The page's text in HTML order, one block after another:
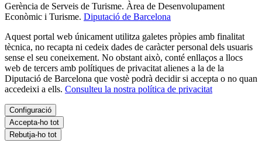
Gerència de Serveis de Turisme. Àrea de Desenvolupament
Econòmic i Turisme. Diputació de Barcelona
Aquest portal web únicament utilitza galetes pròpies amb finalitat
tècnica, no recapta ni cedeix dades de caràcter personal dels usuaris
sense el seu coneixement. No obstant això, conté enllaços a llocs
web de tercers amb polítiques de privacitat alienes a la de la
Diputació de Barcelona que vostè podrà decidir si accepta o no quan
accedeixi a ells. Consulteu la nostra política de privacitat
Configuració
Accepta-ho tot
Rebutja-ho tot